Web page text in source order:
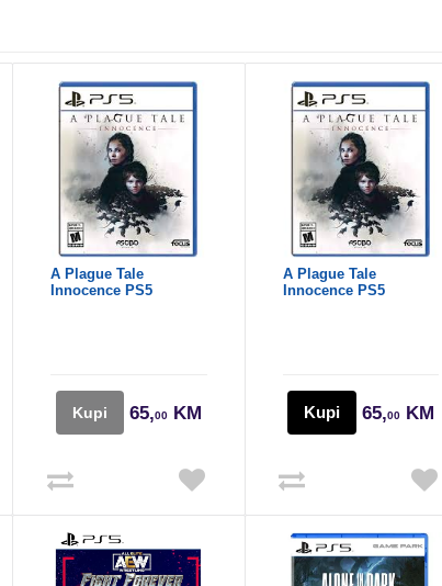
A Plague Tale
Innocence PS5
Kupi 65,00KM
A Plague Tale
Innocence PS5
Kupi 65,00 KM